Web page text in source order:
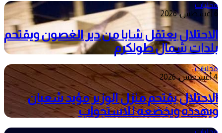
محليات
6 أغسطس، 2026
الاحتلال يعتقل شابا من دير الغصون ويقتحم
بلدات شمال طولكرم
محليات
4 أغسطس، 2026
الاحتلال يقتحم منزل الوزير مؤيد شعبان
ويهدده ويخضعه للاستجواب